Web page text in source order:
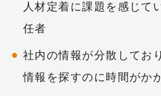
人材定着に課題を感じて
任者
社内の情報が分散してお
情報を探すのに時間がか